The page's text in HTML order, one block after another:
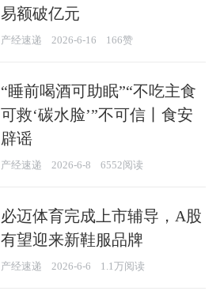
易额破亿元
产经速递 2026-6-16 166赞
“睡前喝酒可助眠”“不吃主食
可救‘碳水脸’”不可信丨食安
辟谣
产经速递 2026-6-8 6552阅读
必迈体育完成上市辅导，A股
有望迎来新鞋服品牌
产经速递 2026-6-6 1.1万阅读